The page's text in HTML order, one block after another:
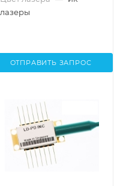
лазеры
ОТПРАВИТЬ ЗАПРОС